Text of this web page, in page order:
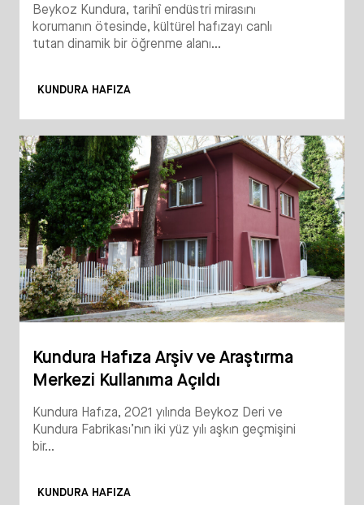
Beykoz Kundura, tarihî endüstri mirasını
korumanın ötesinde, kültürel hafızayı canlı
tutan dinamik bir öğrenme alanı...
KUNDURA HAFIZA
Kundura Hafıza Arşiv ve Araştırma
Merkezi Kullanıma Açıldı
Kundura Hafıza, 2021 yılında Beykoz Deri ve
Kundura Fabrikası’nın iki yüz yılı aşkın geçmişini
bir...
KUNDURA HAFIZA